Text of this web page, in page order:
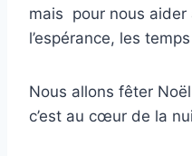
mais pour nous aider
l’espérance, les
Nous allons fêter
c’est au cœur de la